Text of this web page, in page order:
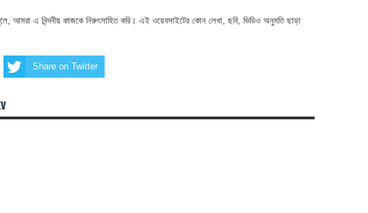
আমরা এ নিন্দনীয় কাজকে নিরুৎসাহিত করি। এই ওয়েবসাইটের কোন লেখা, ছবি, ভিডিও অনুমতি ছাড়া
Share on Twitter